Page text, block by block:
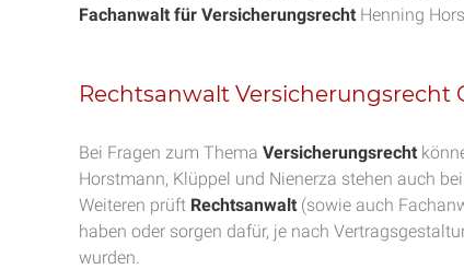
Fachanwalt für Versicherungsrecht Henning
Rechtsanwalt Versicherungsrecht
Bei Fragen zum Thema Versicherungsrecht
Horstmann, Klüppel und Nienerza stehen auch
Weiteren prüft Rechtsanwalt (sowie auch
haben oder sorgen dafür, je nach
wurden.